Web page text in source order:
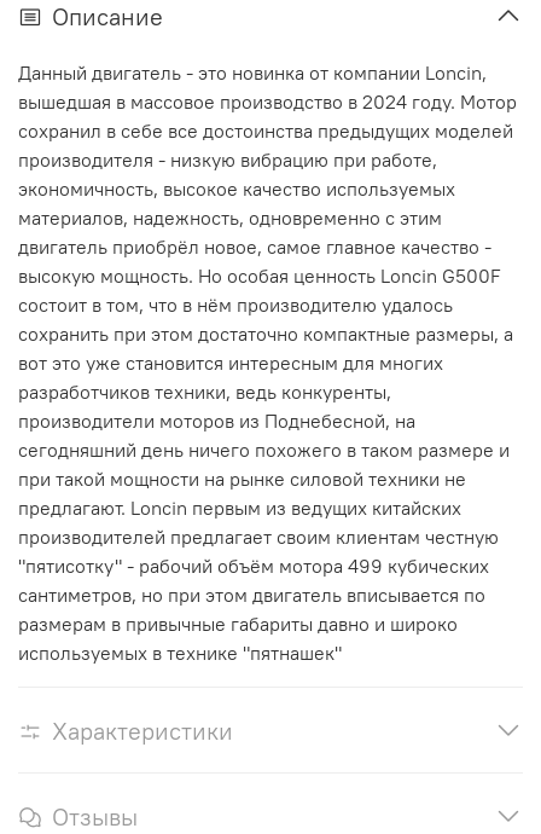
Описание
Данный двигатель - это новинка от компании Loncin,
вышедшая в массовое производство в 2024 году. Мотор
сохранил в себе все достоинства предыдущих моделей
производителя - низкую вибрацию при работе,
экономичность, высокое качество используемых
материалов, надежность, одновременно с этим
двигатель приобрёл новое, самое главное качество -
высокую мощность. Но особая ценность Loncin G500F
состоит в том, что в нём производителю удалось
сохранить при этом достаточно компактные размеры, а
вот это уже становится интересным для многих
разработчиков техники, ведь конкуренты,
производители моторов из Поднебесной, на
сегодняшний день ничего похожего в таком размере и
при такой мощности на рынке силовой техники не
предлагают. Loncin первым из ведущих китайских
производителей предлагает своим клиентам честную
"пятисотку" - рабочий объём мотора 499 кубических
сантиметров, но при этом двигатель вписывается по
размерам в привычные габариты давно и широко
используемых в технике "пятнашек"
Характеристики
Отзывы